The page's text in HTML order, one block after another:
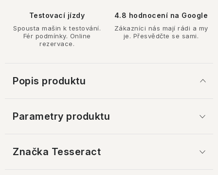
Testovací jízdy
Spousta mašin k testování.
Fér podmínky. Online
rezervace.
4.8 hodnocení na Google
Zákazníci nás mají rádi a my
je. Přesvědčte se sami.
Popis produktu
Parametry produktu
Značka Tesseract